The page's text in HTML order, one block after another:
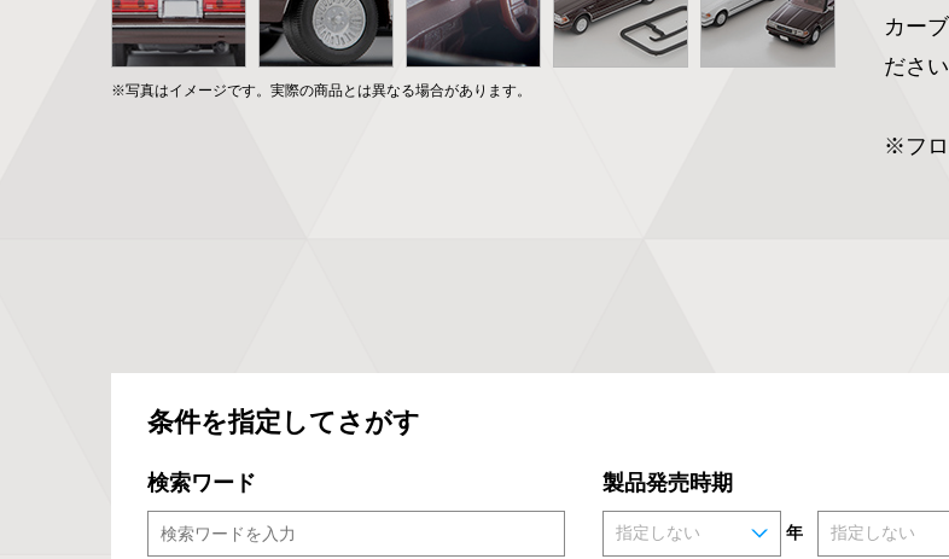
※写真はイメージです。実際の商品とは異なる場合があります。
カー
ださい
※フロ
条件を指定してさがす
検索ワード 製品発売時期
年